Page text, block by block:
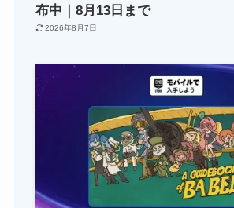
布中｜8月13日まで
2026年8月7日